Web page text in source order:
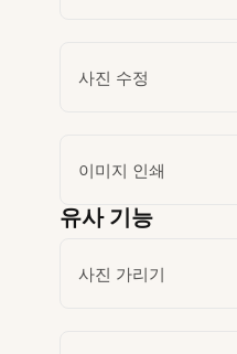
사진 수정
이미지 인쇄
유사 기능
사진 가리기